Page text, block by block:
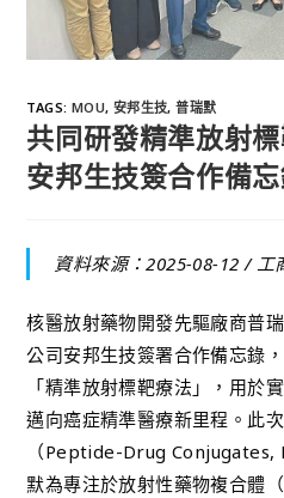
TAGS: MOU, 安邦生技, 普瑞默
共同研發精準放射
安邦生技簽合作備
資料來源：2025-08-12 /工
核醫放射藥物開發先驅廠商普
公司安邦生技簽署合作備忘錄
「精準放射標靶療法」，用於
邁向癌症精準醫療新里程。此
（Peptide-Drug Conjugates,
默為專注於放射性藥物複合體